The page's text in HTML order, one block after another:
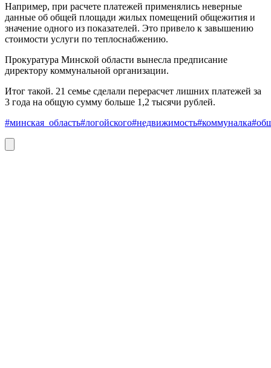
Например, при расчете платежей применялись неверные
данные об общей площади жилых помещений общежития и
значение одного из показателей. Это привело к завышению
стоимости услуги по теплоснабжению.
Прокуратура Минской области вынесла предписание
директору коммунальной организации.
Итог такой. 21 семье сделали перерасчет лишних платежей за
3 года на общую сумму больше 1,2 тысячи рублей.
#минская_область#логойского#недвижимость#коммуналка